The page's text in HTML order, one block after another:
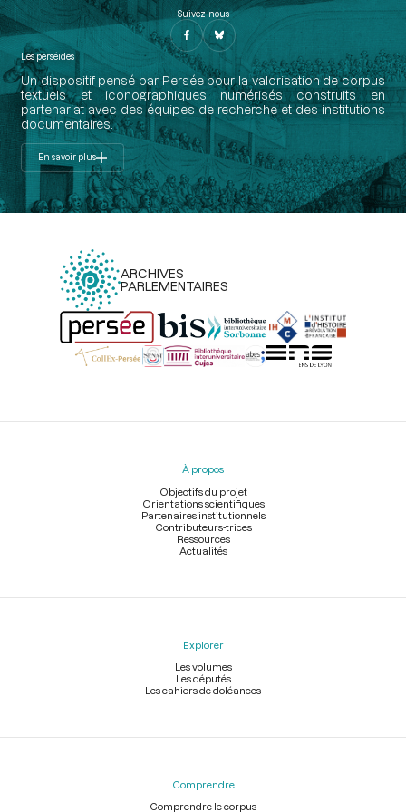
Suivez-nous
Les perséides
Un dispositif pensé par Persée pour la valorisation de corpus
textuels et iconographiques numérisés construits en
partenariat avec des équipes de recherche et des institutions
documentaires.
En savoir plus
ARCHIVES
PARLEMENTAIRES
Menu
À propos
Objectifs du projet
Orientations scientifiques
Partenaires institutionnels
Contributeurs-trices
Ressources
Actualités
Explorer
Les volumes
Les députés
Les cahiers de doléances
Comprendre
Comprendre le corpus